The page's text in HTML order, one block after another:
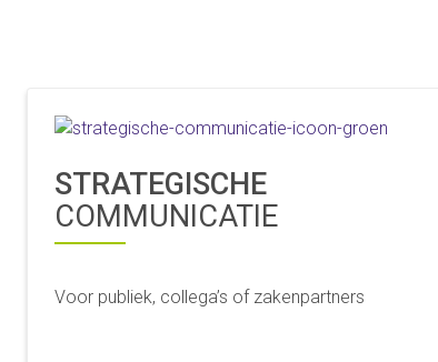
STRATEGISCHE
COMMUNICATIE
Voor publiek, collega’s of zakenpartners